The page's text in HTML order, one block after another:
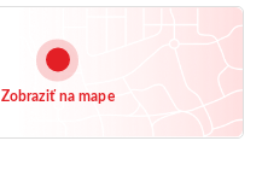
Zobraziť na mape